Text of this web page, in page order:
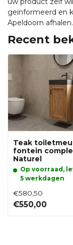
geïnformeerd en
Apeldoorn afhalen.
Recent
Teak
fontein
Naturel
Op voorraad,
5 werkdagen
€580,50
€550,00